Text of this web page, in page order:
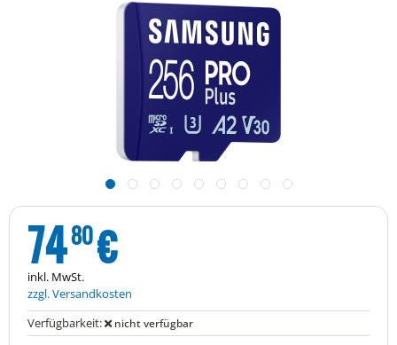
7480€
inkl. MwSt.
zzgl. Versandkosten
Verfügbarkeit:
nicht verfügbar